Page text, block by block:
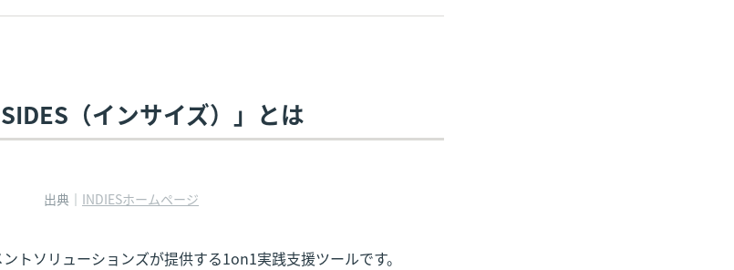
（インサイズ）」とは
出典｜ INDIESホームページ
トソリューションズが提供する1on1実践支援ツールです。